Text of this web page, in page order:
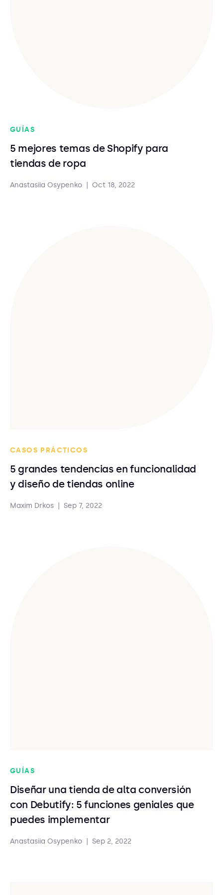
GUÍAS
5 mejores temas de Shopify para
tiendas de ropa
Anastasiia Osypenko Oct 18, 2022
CASOS PRÁCTICOS
5 grandes tendencias en funcionalidad
y diseño de tiendas online
Maxim Drkos Sep 7, 2022
GUÍAS
Diseñar una tienda de alta conversión
con Debutify: 5 funciones geniales que
puedes implementar
Anastasiia Osypenko Sep 2, 2022